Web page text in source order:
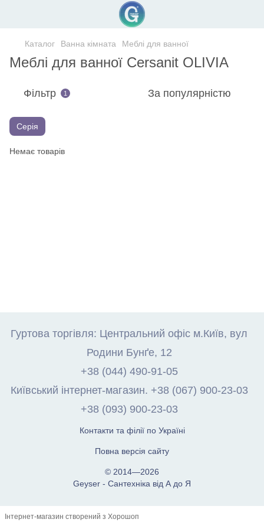
Каталог Ванна кімната Меблі для ванної
Меблі для ванної Cersanit OLIVIA
Фільтр 1 За популярністю
Серія
Немає товарів
Гуртова торгівля: Центральний офіс м.Київ, вул
Родини Бунґе, 12
+38 (044) 490-91-05
Київський інтернет-магазин. +38 (067) 900-23-03
+38 (093) 900-23-03
Контакти та філії по Україні
Повна версія сайту
© 2014—2026
Geyser - Сантехніка від А до Я
Інтернет-магазин створений з Хорошоп